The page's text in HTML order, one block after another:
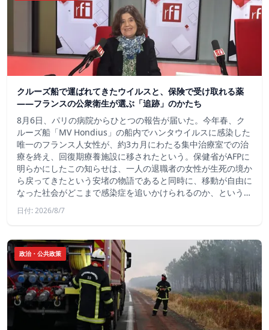
クルーズ船で運ばれてきたウイルスと、保険で受け取れる薬
――フランスの公衆衛生が選ぶ「追跡」のかたち
8月6日、パリの病院からひとつの報告が届いた。今年春、ク
ルーズ船「MV Hondius」の船内でハンタウイルスに感染した
唯一のフランス人女性が、約3カ月にわたる集中治療室での治
療を終え、回復期療養施設に移されたという。保健省がAFPに
明らかにしたこの知らせは、一人の退職者の女性が生死の境か
ら戻ってきたという安堵の物語であると同時に、移動が自由に
なった社会がどこまで感染症を追いかけられるのか、という…
日付: 2026/8/7
政治・公共政策